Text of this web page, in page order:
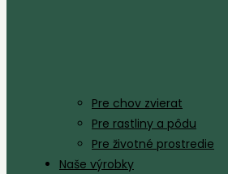
Pre chov zvierat
Pre rastliny a pôdu
Pre životné prostredie
Naše výrobky